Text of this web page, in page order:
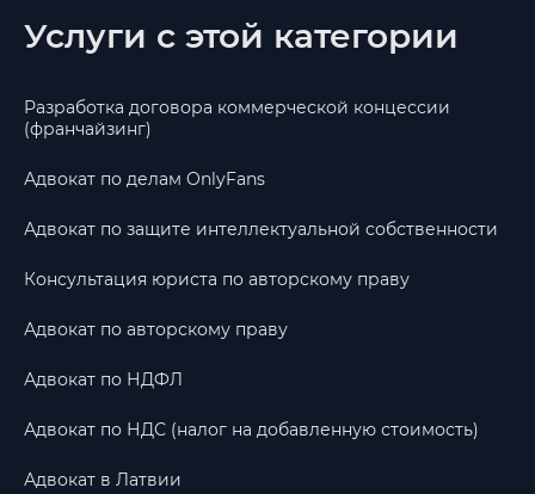
Услуги с этой категории
Разработка договора коммерческой концессии
(франчайзинг)
Адвокат по делам OnlyFans
Адвокат по защите интеллектуальной собственности
Консультация юриста по авторскому праву
Адвокат по авторскому праву
Адвокат по НДФЛ
Адвокат по НДС (налог на добавленную стоимость)
Адвокат в Латвии